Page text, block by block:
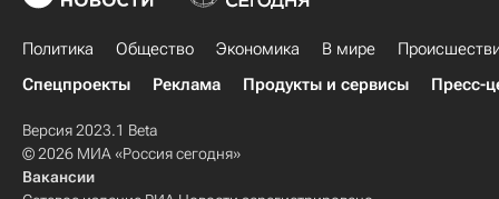
Политика Общество Экономика В мире
Спецпроекты
Реклама Продукты и сервисы Пресс-
Версия 2023.1 Beta
© 2026 МИА «Россия сегодня»
Вакансии